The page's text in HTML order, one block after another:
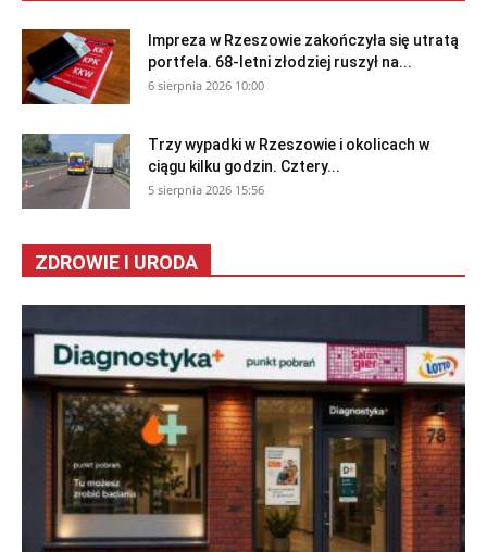
Impreza w Rzeszowie zakończyła się utratą
portfela. 68-letni złodziej ruszył na...
6 sierpnia 2026 10:00
Trzy wypadki w Rzeszowie i okolicach w
ciągu kilku godzin. Cztery...
5 sierpnia 2026 15:56
ZDROWIE I URODA